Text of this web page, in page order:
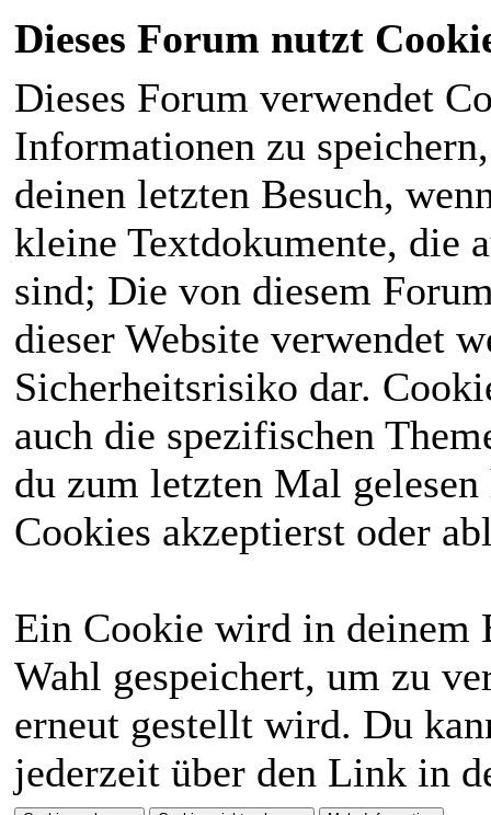
Dieses Forum nutzt
Dieses Forum verwendet
Informationen zu
deinen letzten Besuch,
kleine Textdokumente, die
sind; Die von diesem
dieser Website verwendet
Sicherheitsrisiko dar.
auch die spezifischen
du zum letzten Mal
Cookies akzeptierst oder
Ein Cookie wird in deinem
Wahl gespeichert, um zu
erneut gestellt wird. Du
jederzeit über den Link in